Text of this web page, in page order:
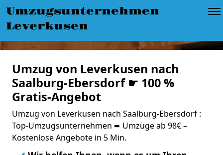
Umzugsunternehmen
Leverkusen
Umzug von Leverkusen nach
Saalburg-Ebersdorf ☛ 100 %
Gratis-Angebot
Umzug von Leverkusen nach Saalburg-Ebersdorf :
Top-Umzugsunternehmen ➨ Umzüge ab 98€ –
Kostenlose Angebote in 5 Min.